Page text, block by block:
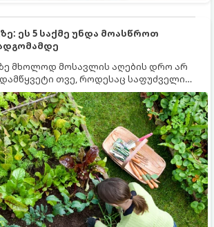
ეს 5 საქმე უნდა მოასწროთ
მხოლოდ მოსავლის აღების დრო არ
თვე, როდესაც საფუძველი
წლის მოსავალს და ბაღი მზადდება
სეზონისთვის. იმისათვის, რომ
აღიდგინოს, ხოლო მცენარეებმა
აგვისტოს ბოლომდე 5
გაკეთება უნდა მოასწროთ: